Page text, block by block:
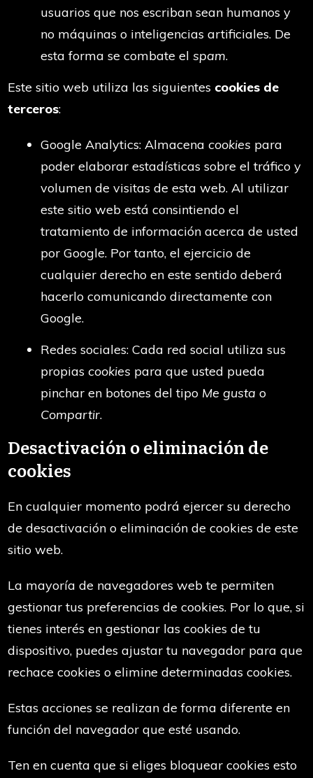
usuarios que nos escriban sean humanos y
no máquinas o inteligencias artificiales. De
esta forma se combate el spam.
Este sitio web utiliza las siguientes cookies de
terceros:
Google Analytics: Almacena cookies para
poder elaborar estadísticas sobre el tráfico y
volumen de visitas de esta web. Al utilizar
este sitio web está consintiendo el
tratamiento de información acerca de usted
por Google. Por tanto, el ejercicio de
cualquier derecho en este sentido deberá
hacerlo comunicando directamente con
Google.
Redes sociales: Cada red social utiliza sus
propias cookies para que usted pueda
pinchar en botones del tipo Me gusta o
Compartir.
Desactivación o eliminación de
cookies
En cualquier momento podrá ejercer su derecho
de desactivación o eliminación de cookies de este
sitio web.
La mayoría de navegadores web te permiten
gestionar tus preferencias de cookies. Por lo que, si
tienes interés en gestionar las cookies de tu
dispositivo, puedes ajustar tu navegador para que
rechace cookies o elimine determinadas cookies.
Estas acciones se realizan de forma diferente en
función del navegador que esté usando.
Ten en cuenta que si eliges bloquear cookies esto